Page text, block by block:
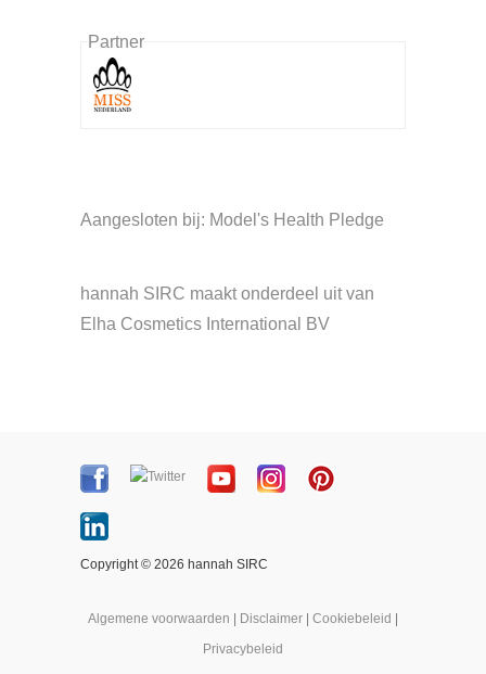
Partner
Aangesloten bij: Model's Health Pledge
hannah SIRC maakt onderdeel uit van
Elha Cosmetics International BV
Copyright © 2026 hannah SIRC
Algemene voorwaarden | Disclaimer | Cookiebeleid |
Privacybeleid